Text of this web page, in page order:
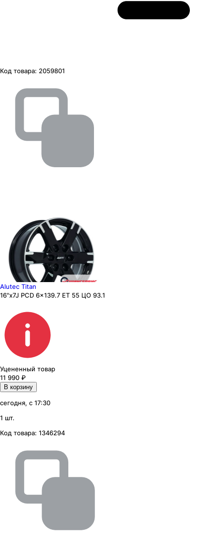
Код товара: 2059801
Alutec Titan
16"x7J PCD 6x139.7 ЕТ 55 ЦО 93.1
Уцененный товар
11 990 ₽
В корзину
сегодня, с 17:30
1 шт.
Код товара: 1346294